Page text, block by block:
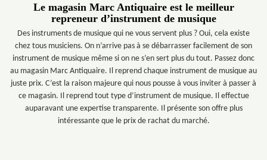
Le magasin Marc Antiquaire est le meilleur
repreneur d’instrument de musique
Des instruments de musique qui ne vous servent plus ? Oui, cela existe
chez tous musiciens. On n’arrive pas à se débarrasser facilement de son
instrument de musique même si on ne s’en sert plus du tout. Passez donc
au magasin Marc Antiquaire. Il reprend chaque instrument de musique au
juste prix. C’est la raison majeure qui nous pousse à vous inviter à passer à
ce magasin. Il reprend tout type d’instrument de musique. Il effectue
auparavant une expertise transparente. Il présente son offre plus
intéressante que le prix de rachat du marché.